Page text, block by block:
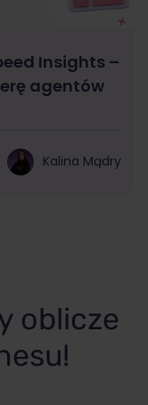
Insights –
agentów
Kalina Mądry
oblicze